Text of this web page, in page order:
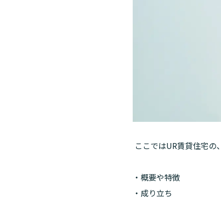
ここではUR賃貸住宅の
・概要や特徴
・成り立ち